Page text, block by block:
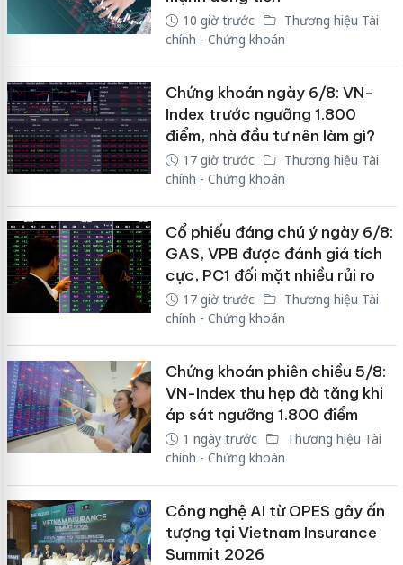
10 giờ trước
Thương hiệu Tài
chính - Chứng khoán
Chứng khoán ngày 6/8: VN-
Index trước ngưỡng 1.800
điểm, nhà đầu tư nên làm gì?
17 giờ trước
Thương hiệu Tài
chính - Chứng khoán
Cổ phiếu đáng chú ý ngày 6/8:
GAS, VPB được đánh giá tích
cực, PC1 đối mặt nhiều rủi ro
17 giờ trước
Thương hiệu Tài
chính - Chứng khoán
Chứng khoán phiên chiều 5/8:
VN-Index thu hẹp đà tăng khi
áp sát ngưỡng 1.800 điểm
1 ngày trước
Thương hiệu Tài
chính - Chứng khoán
Công nghệ AI từ OPES gây ấn
tượng tại Vietnam Insurance
Summit 2026